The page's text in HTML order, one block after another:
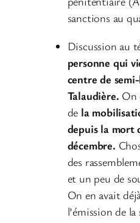
sanctions au
Discussion au
personne qui
centre de
Talaudière. On
de la
depuis la mort
décembre.
des
et un peu de
On en avait
l’émission de